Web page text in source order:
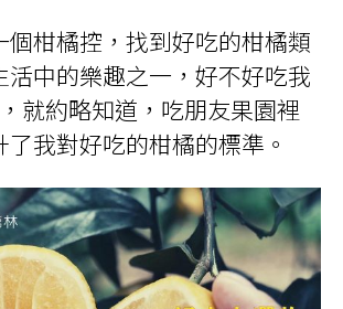
個柑橘控，找到好吃的柑橘類
活中的樂趣之一，好不好吃我
就約略知道，吃朋友果園裡
我對好吃的柑橘的標準。